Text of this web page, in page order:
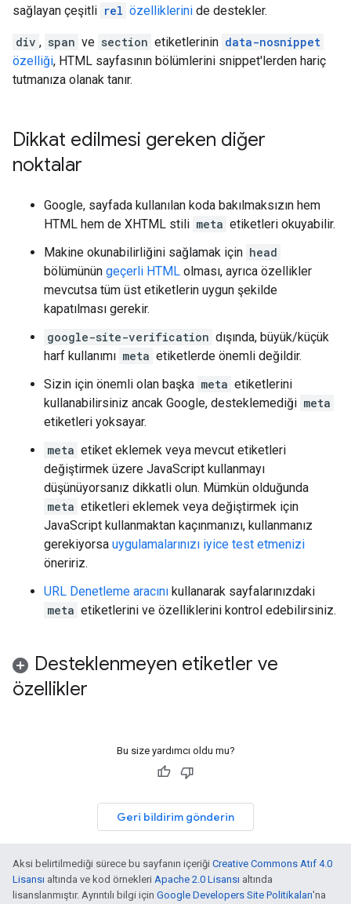
sağlayan çeşitli rel özelliklerini de destekler.
div , span ve section etiketlerinin data-nosnippet
özelliği, HTML sayfasının bölümlerini snippet'lerden hariç
tutmanıza olanak tanır.
Dikkat edilmesi gereken diğer
noktalar
Google, sayfada kullanılan koda bakılmaksızın hem
HTML hem de XHTML stili meta etiketleri okuyabilir.
Makine okunabilirliğini sağlamak için head
bölümünün geçerli HTML olması, ayrıca özellikler
mevcutsa tüm üst etiketlerin uygun şekilde
kapatılması gerekir.
google-site-verification dışında, büyük/küçük
harf kullanımı meta etiketlerde önemli değildir.
Sizin için önemli olan başka meta etiketlerini
kullanabilirsiniz ancak Google, desteklemediği meta
etiketleri yoksayar.
meta etiket eklemek veya mevcut etiketleri
değiştirmek üzere JavaScript kullanmayı
düşünüyorsanız dikkatli olun. Mümkün olduğunda
meta etiketleri eklemek veya değiştirmek için
JavaScript kullanmaktan kaçınmanızı, kullanmanız
gerekiyorsa uygulamalarınızı iyice test etmenizi
öneririz.
URL Denetleme aracını kullanarak sayfalarınızdaki
meta etiketlerini ve özelliklerini kontrol edebilirsiniz.
Desteklenmeyen etiketler ve
özellikler
Bu size yardımcı oldu mu?
Geri bildirim gönderin
Aksi belirtilmediği sürece bu sayfanın içeriği Creative Commons Atıf 4.0
Lisansı altında ve kod örnekleri Apache 2.0 Lisansı altında
lisanslanmıştır. Ayrıntılı bilgi için Google Developers Site Politikaları'na